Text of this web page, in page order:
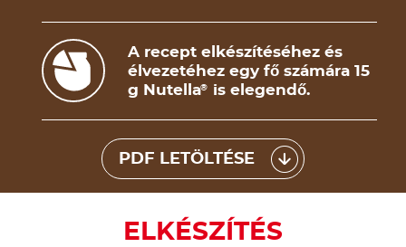
A recept elkészítéséhez és
élvezetéhez egy fő számára 15
g Nutella® is elegendő.
PDF LETÖLTÉSE
ELKÉSZÍTÉS